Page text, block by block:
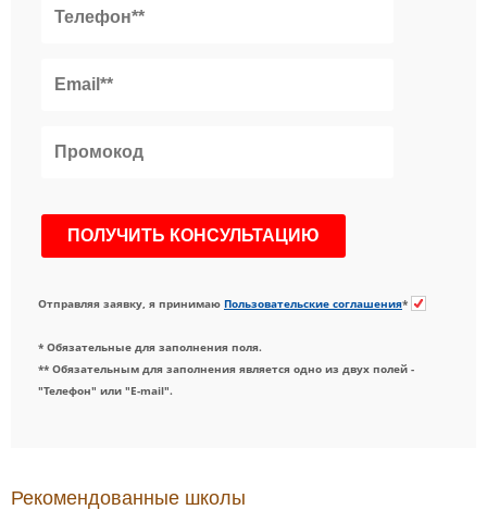
Отправляя заявку, я принимаю Пользовательские соглашения*
* Обязательные для заполнения поля.
** Обязательным для заполнения является одно из двух полей -
"Телефон" или "E-mail".
Рекомендованные школы